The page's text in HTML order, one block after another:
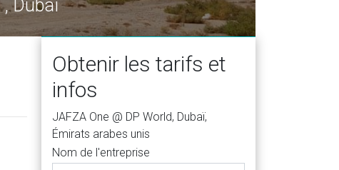
Obtenir les tarifs et
infos
JAFZA One @ DP World, Dubaï,
Émirats arabes unis
Nom de l'entreprise